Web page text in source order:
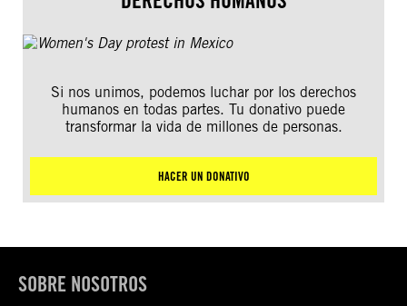
Si nos unimos, podemos luchar por los derechos
humanos en todas partes. Tu donativo puede
transformar la vida de millones de personas.
HACER UN DONATIVO
SOBRE NOSOTROS